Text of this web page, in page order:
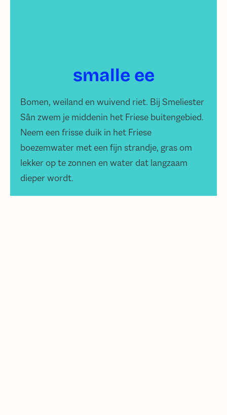
smalle ee
Bomen, weiland en wuivend riet. Bij Smeliester
Sân zwem je middenin het Friese buitengebied.
Neem een frisse duik in het Friese
boezemwater met een fijn strandje, gras om
lekker op te zonnen en water dat langzaam
dieper wordt.